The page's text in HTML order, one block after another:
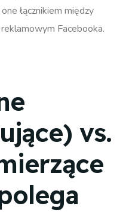
łącznikiem między
Facebooka.
vs.